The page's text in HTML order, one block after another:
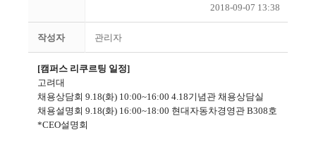
2018-09-07 13:38
작성자 관리자
[캠퍼스 리쿠르팅 일정]
고려대
채용상담회 9.18(화) 10:00~16:00 4.18기념관 채용상담실
채용설명회 9.18(화) 16:00~18:00 현대자동차경영관 B308호
*CEO설명회